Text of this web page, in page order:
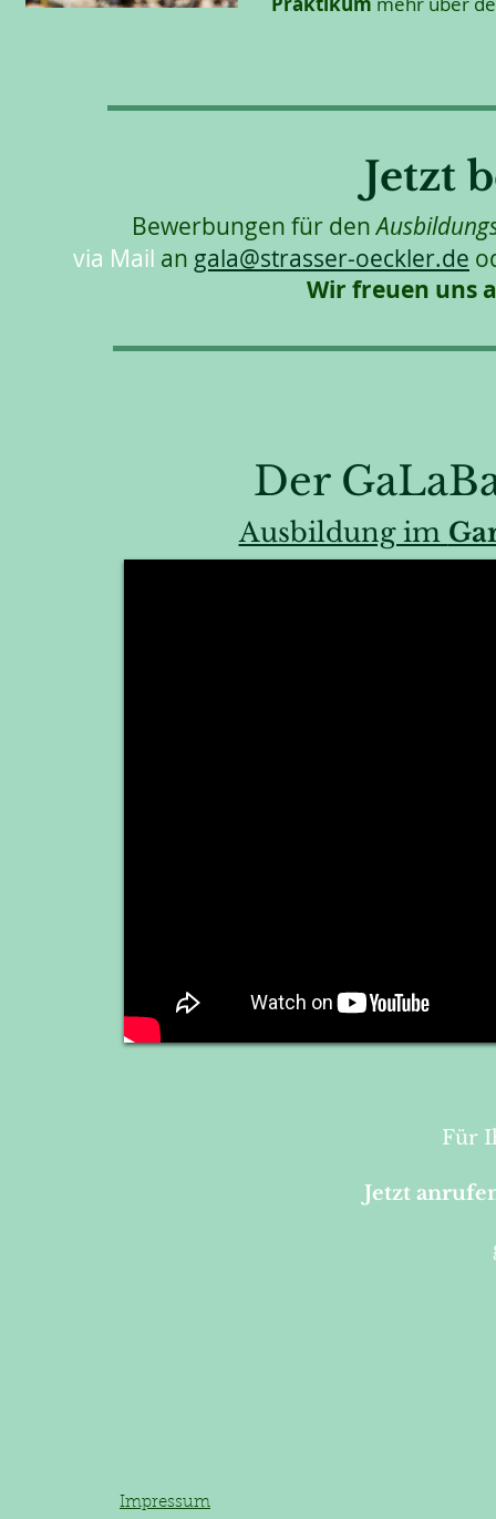
Jetzt
Bewerbungen für den
via Mail an gala@strasser-oeckler.de
Wir freuen uns
Der
Ausbildung im
Für
Jetzt
Impressum